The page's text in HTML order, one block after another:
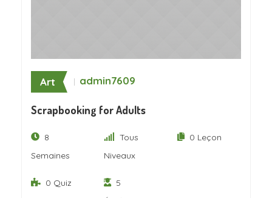
Art admin7609
Scrapbooking for Adults
8
Semaines
Tous
Niveaux
0 Leçon
0 Quiz
5